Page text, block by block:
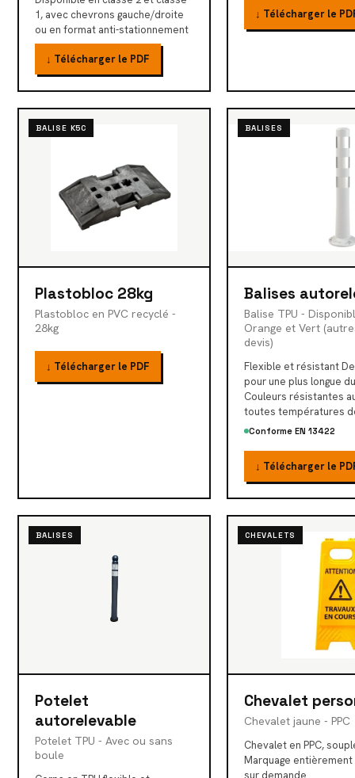
1, avec chevrons gauche/droite
ou en format anti-stationnement
↓ Télécharger le PDF
↓ Télécharger le
BALISE K5C
Plastobloc 28kg
Plastobloc en PVC recyclé -
28kg
↓ Télécharger le PDF
BALISES
Balises
Balise TPU -
Orange et Vert
devis)
Flexible et résistant
pour une plus longue
Couleurs résistantes
toutes températures
Conforme EN 13422
↓ Télécharger le
BALISES
Potelet
autorelevable
Potelet TPU - Avec ou sans
boule
CHEVALETS
Chevalet
Chevalet jaune - PPC
Chevalet en PPC,
Marquage
sur demande